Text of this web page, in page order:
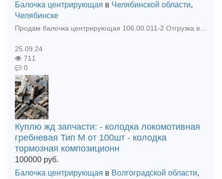
Балочка центрирующая в Челябинской области,
Челябинске
Продам балочка центрирующая 106.00.011-2 Отгрузка в день оплаты Доставка по всей России и КЗ Любая форма оплаты
25.09.24
711
0
Куплю жд запчасти: - колодка локомотивная
гребневая Тип М от 100шт - колодка
тормозная композиционн
100000 руб.
Балочка центрирующая в Волгоградской области,